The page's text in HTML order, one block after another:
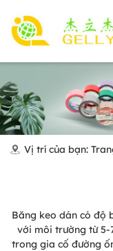
Vị trí của bạn:
Băng keo dán có độ
với môi trường từ 5-
trong gia cố đường